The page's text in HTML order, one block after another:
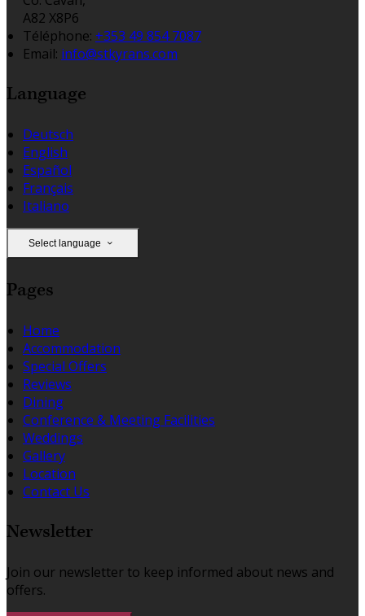
A82 X8P6
Téléphone: +353 49 854 7087
Email: info@stkyrans.com
Language
Deutsch
English
Español
Français
Italiano
Select language
Pages
Home
Accommodation
Special Offers
Reviews
Dining
Conference & Meeting Facilities
Weddings
Gallery
Location
Contact Us
Newsletter
Join our newsletter to keep informed about news and
offers.